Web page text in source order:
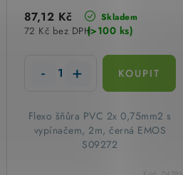
Skladem
(>100 ks)
72 Kč bez DPH
87,12 Kč
Flexo šňůra PVC 2x 0,75mm2 s
vypínačem, 2m, černá EMOS
S09272